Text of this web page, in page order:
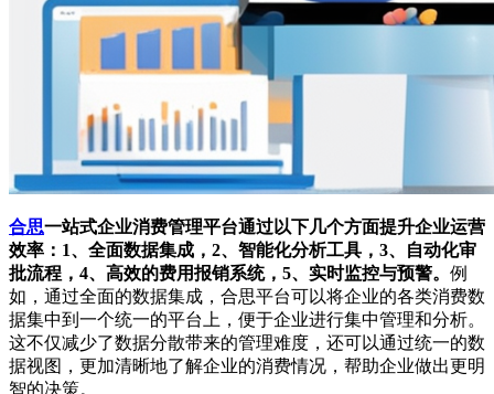
合思一站式企业消费管理平台通过以下几个方面提升企业运营
效率：1、全面数据集成，2、智能化分析工具，3、自动化审
批流程，4、高效的费用报销系统，5、实时监控与预警。 例
如，通过全面的数据集成，合思平台可以将企业的各类消费数
据集中到一个统一的平台上，便于企业进行集中管理和分析。
这不仅减少了数据分散带来的管理难度，还可以通过统一的数
据视图，更加清晰地了解企业的消费情况，帮助企业做出更明
智的决策。